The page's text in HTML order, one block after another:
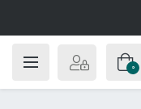
0